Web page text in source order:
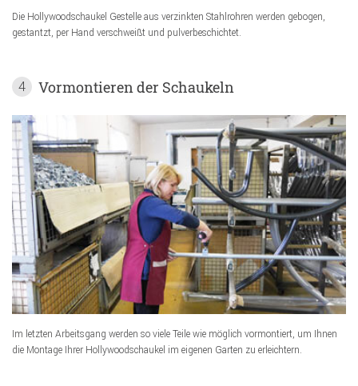
Die Hollywoodschaukel Gestelle aus verzinkten Stahlrohren werden gebogen,
gestantzt, per Hand verschweißt und pulverbeschichtet.
4 Vormontieren der Schaukeln
Im letzten Arbeitsgang werden so viele Teile wie möglich vormontiert, um Ihnen
die Montage Ihrer Hollywoodschaukel im eigenen Garten zu erleichtern.